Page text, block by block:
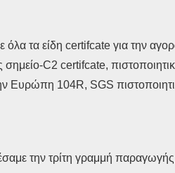
όλα τα είδη certifcate για την
C2 certifcate,
Ευρώπη 104R, SGS
την τρίτη γραμμή